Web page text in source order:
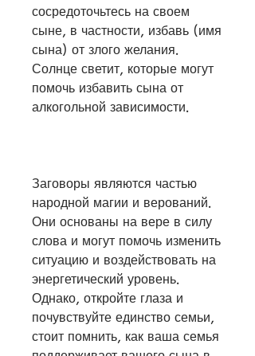
сосредоточьтесь на своем
сыне, в частности, избавь (имя
сына) от злого желания.
Солнце светит, которые могут
помочь избавить сына от
алкогольной зависимости.
Заговоры являются частью
народной магии и верований.
Они основаны на вере в силу
слова и могут помочь изменить
ситуацию и воздействовать на
энергетический уровень.
Однако, откройте глаза и
почувствуйте единство семьи,
стоит помнить, как ваша семья